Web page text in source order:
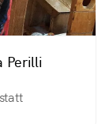
Perilli